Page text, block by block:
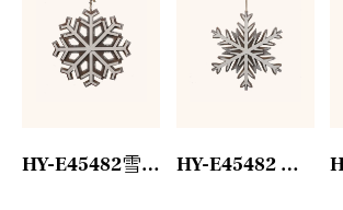
HY-E45482雪花吊坠图案1 HY-E45482 雪花吊坠图案2